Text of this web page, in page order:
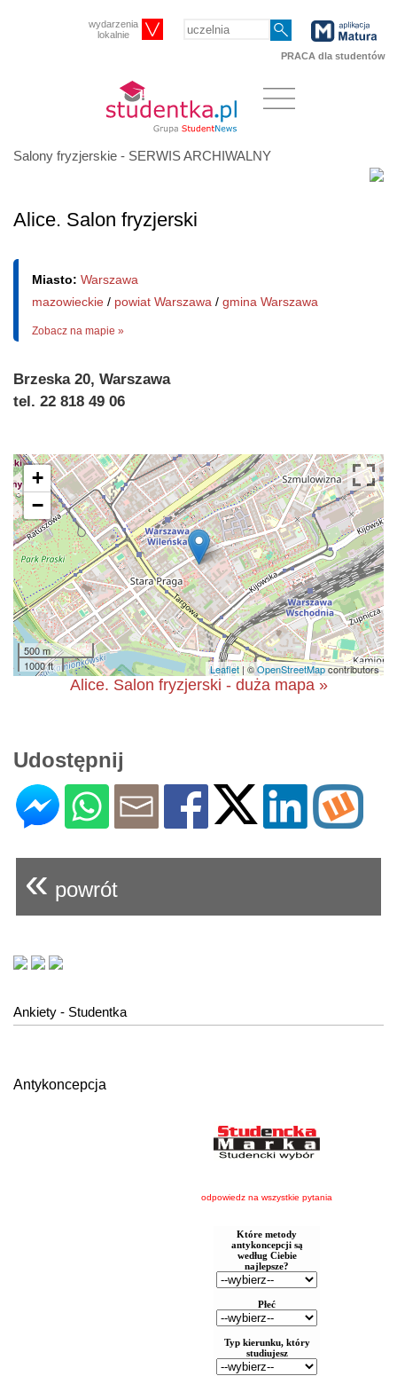
wydarzenia
lokalnie
PRACA dla studentów
Salony fryzjerskie - SERWIS ARCHIWALNY
Alice. Salon fryzjerski
Miasto: Warszawa
mazowieckie / powiat Warszawa / gmina Warszawa
Zobacz na mapie »
Brzeska 20, Warszawa
tel. 22 818 49 06
+
−
500 m
1000 ft
Leaflet| ©OpenStreetMapcontributors
Alice. Salon fryzjerski - duża mapa »
Udostępnij
« powrót
Ankiety - Studentka
Antykoncepcja
odpowiedz na wszystkie pytania